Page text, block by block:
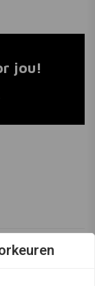
jou!
Suzuki GSX750F
Om de kit